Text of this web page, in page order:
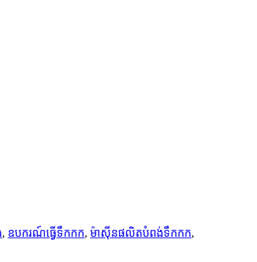
, ឧបករណ៍ធ្វើទឹកកក, ម៉ាស៊ីនផលិតបំពង់ទឹកកក,